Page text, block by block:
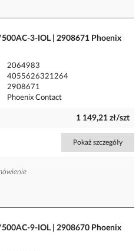
500AC-3-IOL | 2908671 Phoenix
2064983
4055626321264
2908671
Phoenix Contact
1 149,21 zł/szt
Pokaż szczegóły
500AC-9-IOL | 2908670 Phoenix